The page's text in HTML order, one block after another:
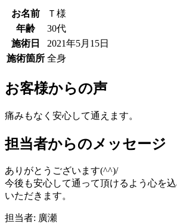
お名前
Ｔ様
年齢
30代
施術日
2021年5月15日
施術箇所 全身
お客様からの声
痛みもなく安心して通えます。
担当者からのメッセージ
ありがとうございます(^^)/
今後も安心して通って頂けるよう心を
いただきます。
担当者: 廣瀬